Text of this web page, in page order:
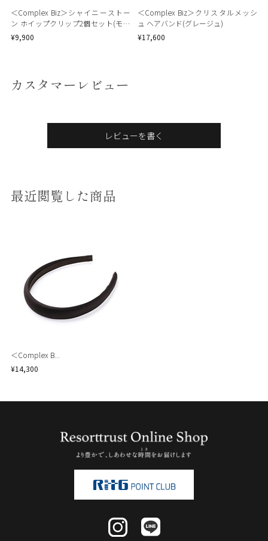
＜Complex Biz＞シャイニーストー
ン ホイップクリップ2個セット(モン
タナミックス)
¥9,900
＜Complex Biz＞クリスタルメッシ
ュ ヘアバンド(グレージュ)
¥17,600
カスタマーレビュー
レビューを書く
最近閲覧した商品
＜Complex B...
¥14,300